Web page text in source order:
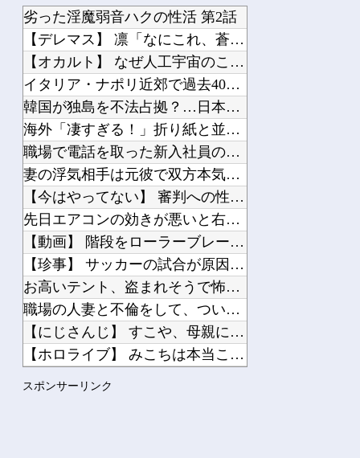
赤ちゃんがハンモックで寝ていた。淡々と静かに作業中 → 無心な労働者の顔はこちら...
嫁との離婚原因は、嫁が急に怒りっぽくなって無視されたり気持ち悪がられたりしたから...
母がホームに入りたいと言ってるのに、弟夫婦が母の預金は使わないでと言ってきた。我...
Powered by livedoor 相互RSS
劣った淫魔弱音ハクの性活 第2話
【デレマス】 凛「なにこれ、蒼穹のファフナー？」モバP「資料...
【オカルト】 なぜ人工宇宙のこの世界の方が、本物の宇宙より本...
イタリア・ナポリ近郊で過去40年で最大規模の地震「M4.7」...
韓国が独島を不法占拠？…日本の高校新教科書、また強引な主張＝...
海外「凄すぎる！」折り紙と並ぶあの日本の偉大な発明に海外がび...
職場で電話を取った新入社員の女子がヒワイなことを言われてショ...
妻の浮気相手は元彼で双方本気だった。妻はさっさと家を出て行っ...
【今はやってない】 審判への性接待疑惑…大韓サッカー協会が声...
先日エアコンの効きが悪いと右往左往してた奴やが
【動画】 階段をローラーブレードで滑り降りる女性
【珍事】 サッカーの試合が原因で交通事故が起きてしまう。
お高いテント、盗まれそうで怖くない？
職場の人妻と不倫をして、ついに、、、
【にじさんじ】 すこや、母親に「ゴミ持ってきなさいよ！」→ ...
【ホロライブ】 みこちは本当こういうの上手いなｗｗｗ
スポンサーリンク